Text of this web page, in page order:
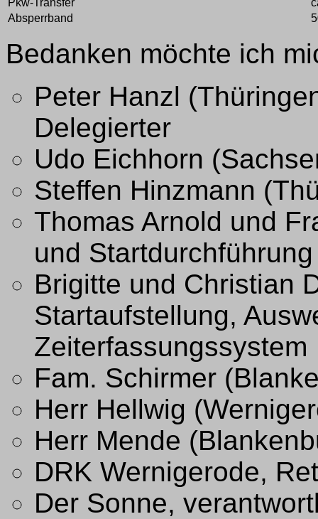
Pkw-Transfer
Absperrband
Bedanken möchte ich
Peter Hanzl
Delegierter
Udo Eichhorn
Steffen Hinzmann
Thomas Arnold und
und Startdurchführung
Brigitte und Christian
Startaufstellung,
Zeiterfassungssystem
Fam. Schirmer
Herr Hellwig
Herr Mende
DRK Wernigerode,
Der Sonne,